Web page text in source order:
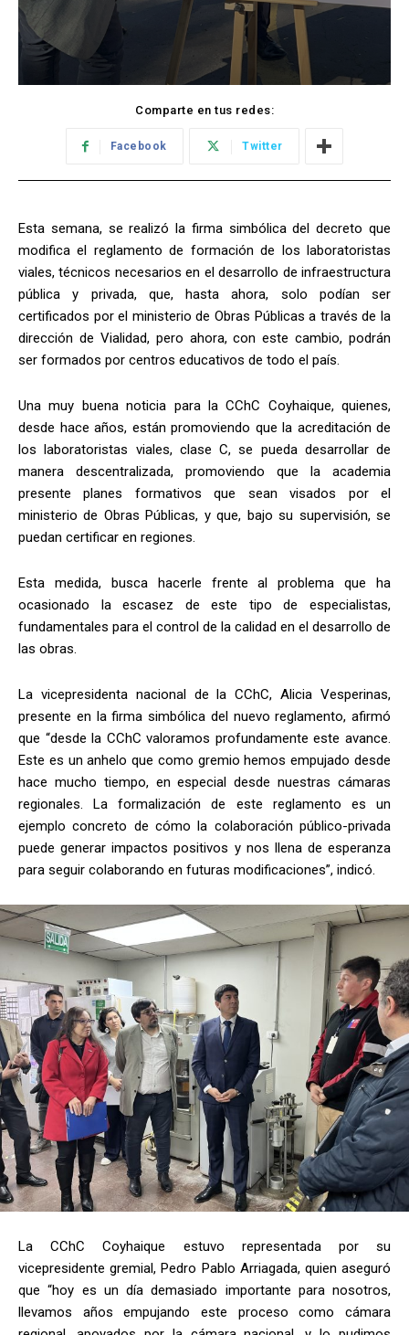
Comparte en tus redes:
Facebook Twitter
Esta semana, se realizó la firma simbólica del decreto que
modifica el reglamento de formación de los laboratoristas
viales, técnicos necesarios en el desarrollo de infraestructura
pública y privada, que, hasta ahora, solo podían ser
certificados por el ministerio de Obras Públicas a través de la
dirección de Vialidad, pero ahora, con este cambio, podrán
ser formados por centros educativos de todo el país.
Una muy buena noticia para la CChC Coyhaique, quienes,
desde hace años, están promoviendo que la acreditación de
los laboratoristas viales, clase C, se pueda desarrollar de
manera descentralizada, promoviendo que la academia
presente planes formativos que sean visados por el
ministerio de Obras Públicas, y que, bajo su supervisión, se
puedan certificar en regiones.
Esta medida, busca hacerle frente al problema que ha
ocasionado la escasez de este tipo de especialistas,
fundamentales para el control de la calidad en el desarrollo de
las obras.
La vicepresidenta nacional de la CChC, Alicia Vesperinas,
presente en la firma simbólica del nuevo reglamento, afirmó
que “desde la CChC valoramos profundamente este avance.
Este es un anhelo que como gremio hemos empujado desde
hace mucho tiempo, en especial desde nuestras cámaras
regionales. La formalización de este reglamento es un
ejemplo concreto de cómo la colaboración público-privada
puede generar impactos positivos y nos llena de esperanza
para seguir colaborando en futuras modificaciones”, indicó.
La CChC Coyhaique estuvo representada por su
vicepresidente gremial, Pedro Pablo Arriagada, quien aseguró
que “hoy es un día demasiado importante para nosotros,
llevamos años empujando este proceso como cámara